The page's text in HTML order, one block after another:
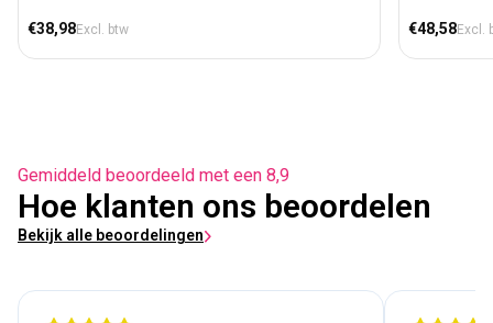
Normale prijs
€38,98Excl. btw Normale
€48,58Excl.
Gemiddeld beoordeeld met een 8,9
Hoe klanten ons beoordelen
Bekijk alle beoordelingen